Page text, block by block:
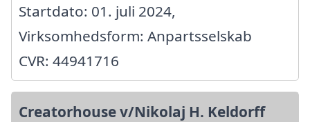
Startdato: 01. juli 2024,
Virksomhedsform: Anpartsselskab
CVR: 44941716
Creatorhouse v/Nikolaj H. Keldorff